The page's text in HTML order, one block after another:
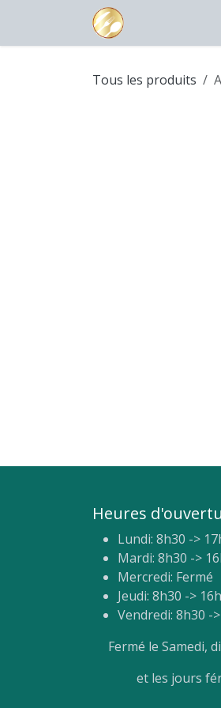
Se rendre au contenu
Tous les produits
Heures
Lundi: 8h30 ->
Mardi: 8h30 ->
Mercredi: Fermé
Jeudi: 8h30 -> 16h
Vendredi: 8h30 -
Fermé le Samedi,
et les jours